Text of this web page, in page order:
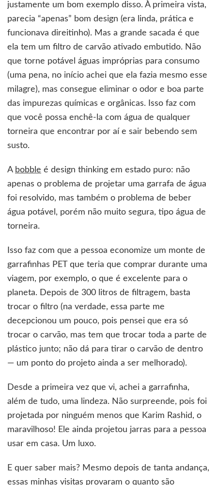
justamente um bom exemplo disso. À primeira vista,
parecia “apenas” bom design (era linda, prática e
funcionava direitinho). Mas a grande sacada é que
ela tem um filtro de carvão ativado embutido. Não
que torne potável águas impróprias para consumo
(uma pena, no início achei que ela fazia mesmo esse
milagre), mas consegue eliminar o odor e boa parte
das impurezas químicas e orgânicas. Isso faz com
que você possa enchê-la com água de qualquer
torneira que encontrar por aí e sair bebendo sem
susto.
A bobble é design thinking em estado puro: não
apenas o problema de projetar uma garrafa de água
foi resolvido, mas também o problema de beber
água potável, porém não muito segura, tipo água de
torneira.
Isso faz com que a pessoa economize um monte de
garrafinhas PET que teria que comprar durante uma
viagem, por exemplo, o que é excelente para o
planeta. Depois de 300 litros de filtragem, basta
trocar o filtro (na verdade, essa parte me
decepcionou um pouco, pois pensei que era só
trocar o carvão, mas tem que trocar toda a parte de
plástico junto; não dá para tirar o carvão de dentro
— um ponto do projeto ainda a ser melhorado).
Desde a primeira vez que vi, achei a garrafinha,
além de tudo, uma lindeza. Não surpreende, pois foi
projetada por ninguém menos que Karim Rashid, o
maravilhoso! Ele ainda projetou jarras para a pessoa
usar em casa. Um luxo.
E quer saber mais? Mesmo depois de tanta andança,
essas minhas visitas provaram o quanto são